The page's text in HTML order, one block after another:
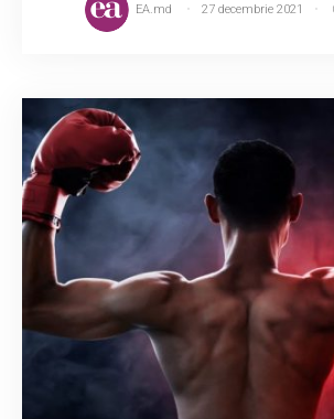
EA.md 27 decembrie 2021